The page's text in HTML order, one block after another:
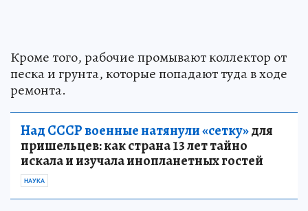
Кроме того, рабочие промывают коллектор от
песка и грунта, которые попадают туда в ходе
ремонта.
Над СССР военные натянули «сетку»для
пришельцев: как страна 13 лет тайно
искала и изучала инопланетных гостей
НАУКА